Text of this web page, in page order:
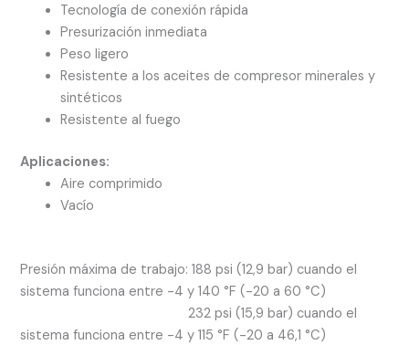
Tecnología de conexión rápida
Presurización inmediata
Peso ligero
Resistente a los aceites de compresor minerales y
sintéticos
Resistente al fuego
Aplicaciones:
Aire comprimido
Vacío
Presión máxima de trabajo: 188 psi (12,9 bar) cuando el
sistema funciona entre -4 y 140 °F (-20 a 60 °C)
232 psi (15,9 bar) cuando el
sistema funciona entre -4 y 115 °F (-20 a 46,1 °C)